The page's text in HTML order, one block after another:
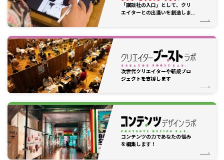
「講談社の入口」として、クリ
エイターとの出逢いを創造しま
次世代クリエイターや新規プロ
ジェクトを支援します
コンテンツの力であなたの悩み
を編集します！